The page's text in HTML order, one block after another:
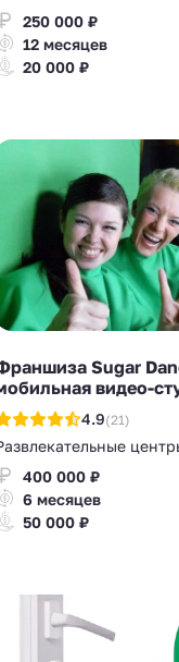
250 000 ₽
12 месяцев
20 000 ₽
Sugar
видео-
4.9(21)
400 000 ₽
6 месяцев
50 000 ₽